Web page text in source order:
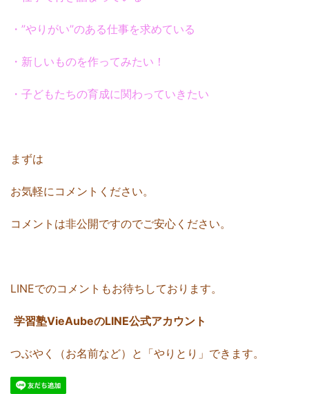
・”やりがい”のある仕事を求めている
・新しいものを作ってみたい！
・子どもたちの育成に関わっていきたい
まずは
お気軽にコメントください。
コメントは非公開ですのでご安心ください。
LINEでのコメントもお待ちしております。
学習塾VieAubeのLINE公式アカウント
つぶやく（お名前など）と「やりとり」できます。